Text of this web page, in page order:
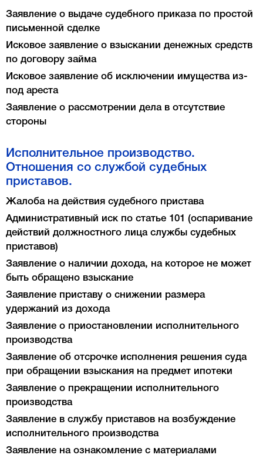
Заявление о выдаче судебного приказа по простой
письменной сделке
Исковое заявление о взыскании денежных средств
по договору займа
Исковое заявление об исключении имущества из-
под ареста
Заявление о рассмотрении дела в отсутствие
стороны
Исполнительное производство.
Отношения со службой судебных
приставов.
Жалоба на действия судебного пристава
Административный иск по статье 101 (оспаривание
действий должностного лица службы судебных
приставов)
Заявление о наличии дохода, на которое не может
быть обращено взыскание
Заявление приставу о снижении размера
удержаний из дохода
Заявление о приостановлении исполнительного
производства
Заявление об отсрочке исполнения решения суда
при обращении взыскания на предмет ипотеки
Заявление о прекращении исполнительного
производства
Заявление в службу приставов на возбуждение
исполнительного производства
Заявление на ознакомление с материалами